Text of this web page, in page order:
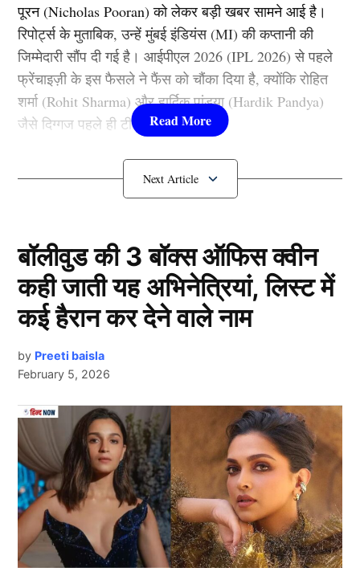
पूरन (Nicholas Pooran) को लेकर बड़ी खबर सामने आई है।
रिपोर्ट्स के मुताबिक, उन्हें मुंबई इंडियंस (MI) की कप्तानी की
जिम्मेदारी सौंप दी गई है। आईपीएल 2026 (IPL 2026) से पहले
फ्रेंचाइज़ी के इस फैसले ने फैंस को चौंका दिया है, क्योंकि रोहित
शर्मा (Rohit Sharma) और हार्दिक पांड्या (Hardik Pandya)
जैसे दिग्गज पहले ही टीम से जुड़े हुए हैं।
IPL 2026से पहले मुंबई इंडियंस ने बनाया
दरअसल, आईपीएल 2026 (IPL 2026) से पहले निकोलस पूरन
(Nicholas Pooran) को IPL की मुंबई इंडियंस टीम का नहीं,
बल्कि एमआई न्यूयॉर्क का कप्तान नियुक्त किया गया है। एमआई
न्यूयॉर्क, मुंबई इंडियंस की ही एक इंटरनेशनल फ्रेंचाइज़ी है।
एमआई न्यूयॉर्क अमेरिका में होने वाली मेजर लीग क्रिकेट (MLC)
Next Article
बॉलीवुड की 3 बॉक्स ऑफिस क्वीन
कही जाती यह अभिनेत्रियां, लिस्ट में
कई हैरान कर देने वाले नाम
by Preeti baisla
February 5, 2026